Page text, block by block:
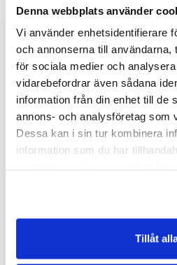
Denna webbplats använder
Vi använder enhetsidentifierare
och annonserna till användarna,
för sociala medier och
vidarebefordrar även sådana
information från din enhet till de
annons- och analysföretag som
Dessa kan i sin tur kombinera
information som du har
Tillåt
Spärrknapp på
Justerbar maxtemperatur för
Safe Touch, minimerar
Reagerar snabbt på tryck-
vattenflödet vilket ger en
Keramisk avstängning för
livslängd, dessutom
svaga händer
Typgodkända backventiler i
Mässing av Blyfri-DZR kvalitet
Köp produkten i shoppen